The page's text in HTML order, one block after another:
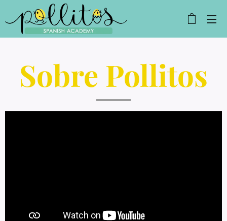
Sobre Pollitos